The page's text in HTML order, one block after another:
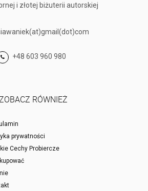
i złotej biżuterii autorskiej
+48 603 960 980
RÓWNIEŻ
prywatności
Cechy Probiercze